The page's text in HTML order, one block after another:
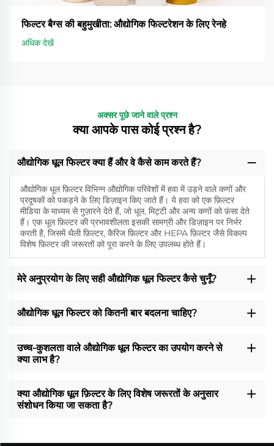
फिल्टर बैग्स की बहुमुखीता: औद्योगिक फिल्टरेशन के लिए रेनहे
अधिक देखें
अक्सर पूछे जाने वाले प्रश्न
क्या आपके पास कोई प्रश्न है?
औद्योगिक धूल फिल्टर क्या हैं और वे कैसे काम करते हैं?
औद्योगिक धूल फ़िल्टर विभिन्न औद्योगिक परिवेशों में हवा में उड़ने वाले कणों और
प्रदूषकों को पकड़ने के लिए डिज़ाइन किए जाते हैं। ये हवा को एक फ़िल्टर
मीडिया के माध्यम से गुज़ारने देते हैं, जो धूल, मिट्टी और अन्य कणों को फ़ंसा देते
हैं। एक धूल फ़िल्टर की प्रभावशीलता इसकी सामग्री और डिज़ाइन पर निर्भर
करती है, जिसमें थैली फ़िल्टर, कैरिज फ़िल्टर और HEPA फ़िल्टर जैसे विकल्प
विशेष फ़िल्टर की जरूरतों को पूरा करने के लिए उपलब्ध होते हैं।
मेरे अनुप्रयोग के लिए सही औद्योगिक धूल फिल्टर कैसे चुनूँ?
औद्योगिक धूल फिल्टर को कितनी बार बदलना चाहिए?
उच्च-कुशलता वाले औद्योगिक धूल फिल्टर का उपयोग करने से
क्या लाभ है?
क्या औद्योगिक धूल फ़िल्टर के लिए विशेष जरूरतों के अनुसार
संशोधन किया जा सकता है?